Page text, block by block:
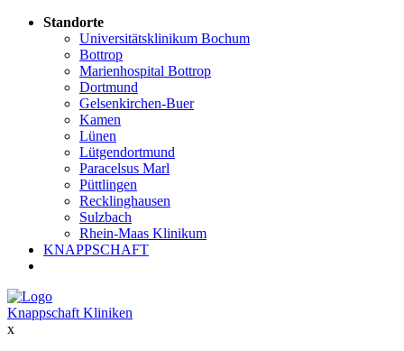
Standorte
Universitätsklinikum Bochum
Bottrop
Marienhospital Bottrop
Dortmund
Gelsenkirchen-Buer
Kamen
Lünen
Lütgendortmund
Paracelsus Marl
Püttlingen
Recklinghausen
Sulzbach
Rhein-Maas Klinikum
KNAPPSCHAFT
Knappschaft Kliniken
x